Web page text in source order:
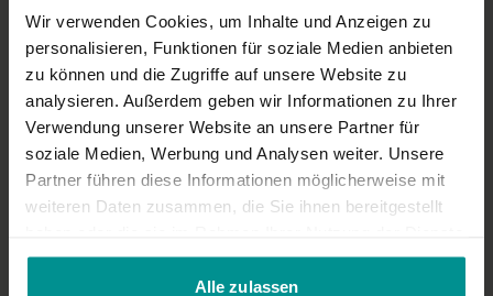
Wir verwenden Cookies, um Inhalte und Anzeigen zu
personalisieren, Funktionen für soziale Medien anbieten
zu können und die Zugriffe auf unsere Website zu
analysieren. Außerdem geben wir Informationen zu Ihrer
Verwendung unserer Website an unsere Partner für
soziale Medien, Werbung und Analysen weiter. Unsere
Partner führen diese Informationen möglicherweise mit
weiteren Daten zusammen, die Sie ihnen bereitgestellt
gesammelt haben.
Alle zulassen
Anweisungen. Leider auch ein wenig zu viel Sprechen
zwischendrin. Holte mich hier und da wieder aus dem
meditativen Flow. Klangvolle Stimme beim Om. Respekt!
0
Mehr laden